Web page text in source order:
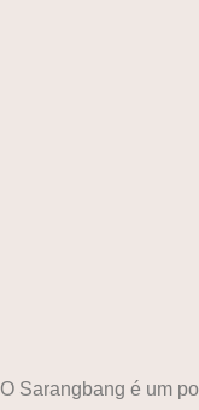
O Sarangbang é um